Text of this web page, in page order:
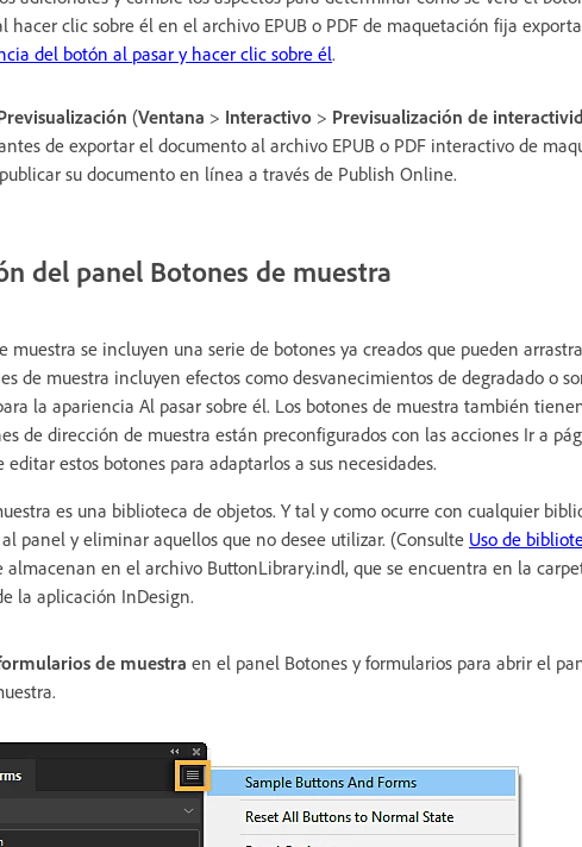
hacer clic sobre él en el archivo EPUB o PDF de maquetación fija
del botón al pasar y hacer clic sobre él.
(Ventana > Interactivo > Previsualización de
de exportar el documento al archivo EPUB o PDF interactivo de
su documento en línea a través de Publish Online.
del panel Botones de muestra
muestra se incluyen una serie de botones ya creados que pueden
de muestra incluyen efectos como desvanecimientos de degradado o
la apariencia Al pasar sobre él. Los botones de muestra también
de dirección de muestra están preconfigurados con las acciones Ir a
estos botones para adaptarlos a sus necesidades.
es una biblioteca de objetos. Y tal y como ocurre con cualquier
panel y eliminar aquellos que no desee utilizar. (Consulte Uso de
almacenan en el archivo ButtonLibrary.indl, que se encuentra en la
la aplicación InDesign.
de muestra en el panel Botones y formularios para abrir el